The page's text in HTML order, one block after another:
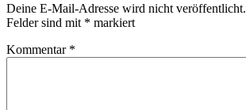
Deine E-Mail-Adresse wird nicht veröffentlicht.
Felder sind mit * markiert
Kommentar *